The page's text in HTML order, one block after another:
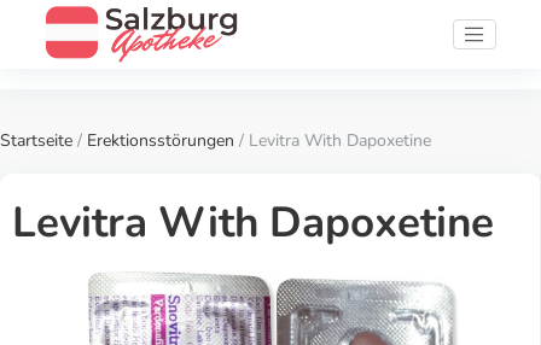
Startseite / Erektionsstörungen / Levitra With Dapoxetine
Levitra With Dapoxetine